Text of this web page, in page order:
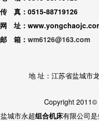
传 真：0515-88719126
网 址：
邮 箱： wm6126@163.com
地 址：江苏省盐城
Copyright
盐城市永超组合机床有限公司